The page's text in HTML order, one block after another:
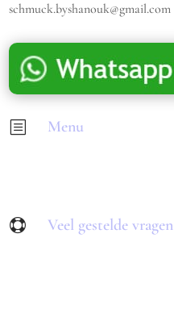
schmuck.byshanouk@gmail.com
b Menu
 Veel gestelde vragen